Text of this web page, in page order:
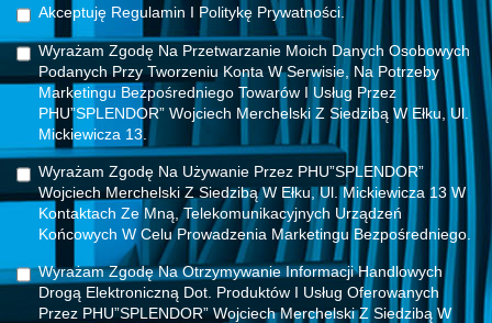
Akceptuję Regulamin I Politykę Prywatności.
Wyrażam Zgodę Na Przetwarzanie Moich Danych Osobowych
Podanych Przy Tworzeniu Konta W Serwisie, Na Potrzeby
Marketingu Bezpośredniego Towarów I Usług Przez
PHU”SPLENDOR” Wojciech Merchelski Z Siedzibą W Ełku, Ul.
Mickiewicza 13.
Wyrażam Zgodę Na Używanie Przez PHU”SPLENDOR”
Wojciech Merchelski Z Siedzibą W Ełku, Ul. Mickiewicza 13 W
Kontaktach Ze Mną, Telekomunikacyjnych Urządzeń
Końcowych W Celu Prowadzenia Marketingu Bezpośredniego.
Wyrażam Zgodę Na Otrzymywanie Informacji Handlowych
Drogą Elektroniczną Dot. Produktów I Usług Oferowanych
Przez PHU”SPLENDOR” Wojciech Merchelski Z Siedzibą W